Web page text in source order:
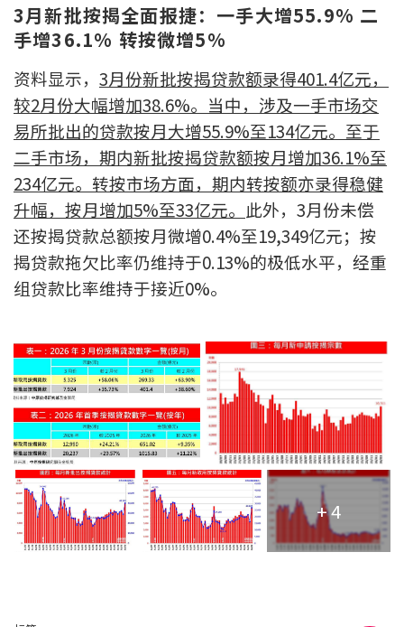
私隐政策
本网页所提供资料仅作参考用途。
若因错漏而引致任何不便或损失，中原按揭概不负责。
本网站采用无障碍网页设计，如有任何问题，可查询：
2889 2886 / cmb@mail.centanet.com
中原地产 | 网上搵楼 |
中原工商铺
© 2026 中原按揭经纪有限公司 Centaline Mortgage Broker Limited 版权所有
条款及细则
| 私隐政策声明
3月新批按揭全面报捷：一手大增55.9% 二
手增36.1% 转按微增5%
资料显示， 3月份新批按揭贷款额录得401.4亿元，
较2月份大幅增加38.6%。当中，涉及一手市场交
易所批出的贷款按月大增55.9%至134亿元。至于
二手市场，期内新批按揭贷款额按月增加36.1%至
234亿元。转按市场方面，期内转按额亦录得稳健
升幅，按月增加5%至33亿元。 此外，3月份未偿
还按揭贷款总额按月微增0.4%至19,349亿元；按
揭贷款拖欠比率仍维持于0.13%的极低水平，经重
组贷款比率维持于接近0%。
+ 4